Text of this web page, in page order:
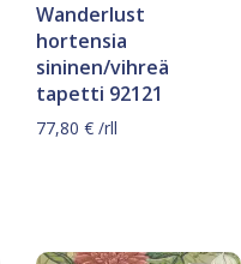
Wanderlust
hortensia
sininen/vihreä
tapetti 92121
77,80€ /rll